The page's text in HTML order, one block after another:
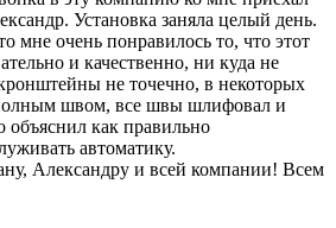
Установка заняла целый день.
мне очень понравилось то, что этот
и качественно, ни куда не
не точечно, в некоторых
швом, все швы шлифовал и
объяснил как правильно
автоматику.
Александру и всей компании! Всем